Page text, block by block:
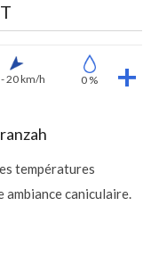
20 km/h 0 %
températures
ambiance caniculaire.